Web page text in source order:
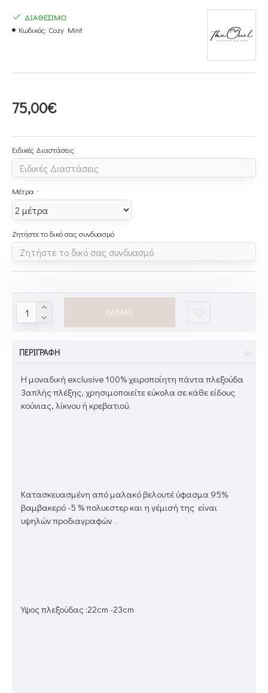
75,00€
ΔΙΑΘΕΣΙΜΟ
Κωδικός: Cozy Mint
Ειδικές Διαστάσεις
Μέτρα
Ζητήστε το δικό σας συνδυασμό
ΚΑΛΆΘΙ
ΠΕΡΙΓΡΑΦΉ
Η μοναδική exclusive 100% χειροποίητη πάντα πλεξούδα
3απλής πλέξης, χρησιμοποιείτε εύκολα σε κάθε είδους
κούνιας, λίκνου ή κρεβατιού.
Κατασκευασμένη από μαλακό βελουτέ ύφασμα 95%
βαμβακερό -5 % πολυεστερ και η γέμισή της είναι
υψηλών προδιαγραφών .
Υψος πλεξούδας :22cm -23cm